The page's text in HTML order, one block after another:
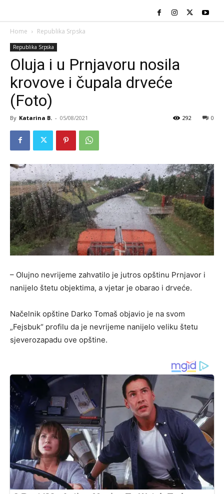
Home Republika Srpska
Republika Srpska
Oluja i u Prnjavoru nosila
krovove i čupala drveće
(Foto)
By Katarina B. - 05/08/2021 0
292
– Olujno nevrijeme zahvatilo je jutros opštinu Prnjavor i
nanijelo štetu objektima, a vjetar je obarao i drveće.
Načelnik opštine Darko Tomaš objavio je na svom
„Fejsbuk“ profilu da je nevrijeme nanijelo veliku štetu
sjeverozapadu ove opštine.